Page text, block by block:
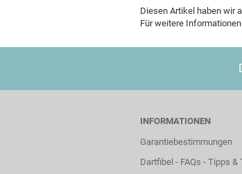
Diesen Artikel haben wir
Für weitere
INFORMATIONEN
Garantiebestimmungen
Dartfibel - FAQs - Tipps &